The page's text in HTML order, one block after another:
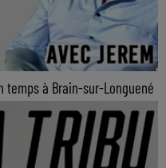
temps à Brain-sur-Longuené